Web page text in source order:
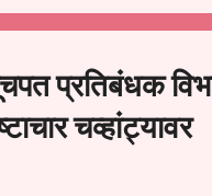
प्रतिबंधक
चव्हांट्यावर